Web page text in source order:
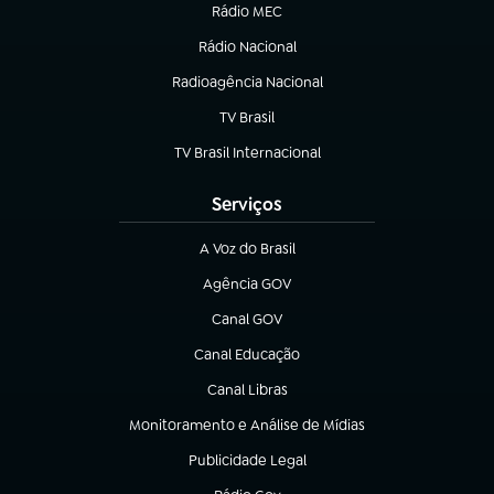
Rádio MEC
(abre em nova aba)
Rádio Nacional
Radioagência Nacional
(abre em nova aba)
TV Brasil
(abre em nova aba)
TV Brasil Internacional
(abre em nova aba)
Serviços
A Voz do Brasil
(abre em nova aba)
Agência GOV
(abre em nova aba)
Canal GOV
(abre em nova aba)
Canal Educação
(abre em nova aba)
Canal Libras
(abre em nova aba)
Monitoramento e Análise de Mídias
(abre em nova aba)
Publicidade Legal
(abre em nova aba)